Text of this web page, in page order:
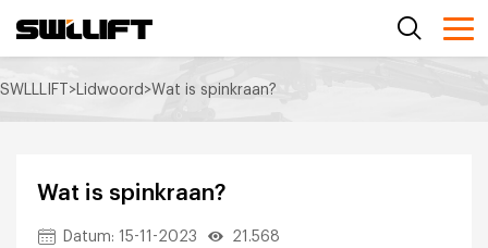
SWLLLIFT> Lidwoord >Wat is spinkraan?
Wat is spinkraan?
Datum: 15-11-2023 21.568